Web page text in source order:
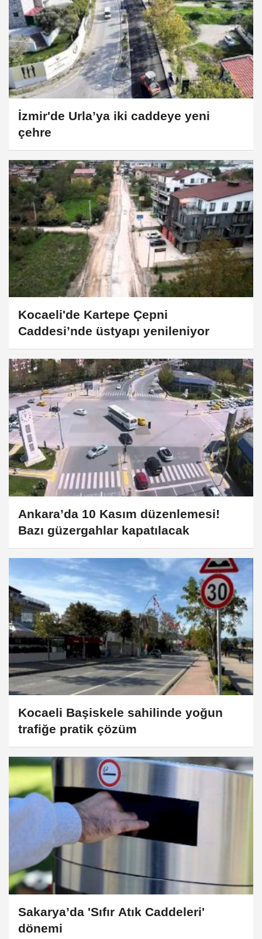
İzmir'de Urla’ya iki caddeye yeni
çehre
Kocaeli'de Kartepe Çepni
Caddesi’nde üstyapı yenileniyor
Ankara’da 10 Kasım düzenlemesi!
Bazı güzergahlar kapatılacak
Kocaeli Başiskele sahilinde yoğun
trafiğe pratik çözüm
Sakarya’da 'Sıfır Atık Caddeleri'
dönemi